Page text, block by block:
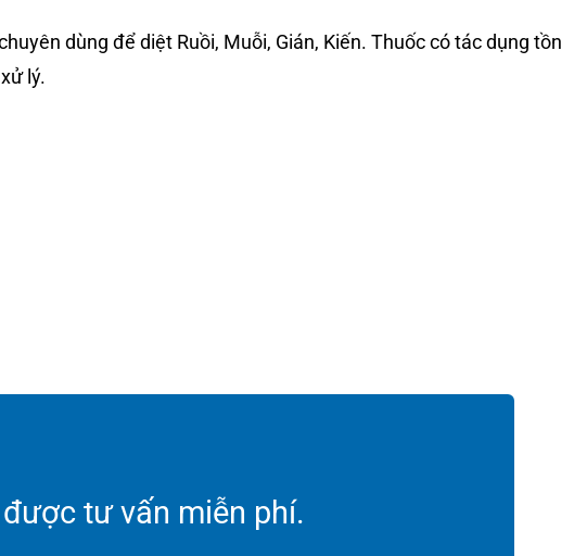
dùng để diệt Ruồi, Muỗi, Gián, Kiến. Thuốc có tác dụng tồn
lý.
tư vấn miễn phí.